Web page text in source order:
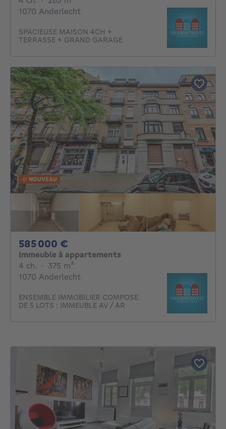
1070 Anderlecht
SPACIEUSE MAISON 4CH +
TERRASSE + GRAND GARAGE
NOUVEAU
585 000 €
Immeuble à appartements
4 ch. 4 chambres
· 375 m²
1070 Anderlecht
ENSEMBLE IMMOBILIER COMPOSE
DE 5 LOTS : IMMEUBLE AV / AR